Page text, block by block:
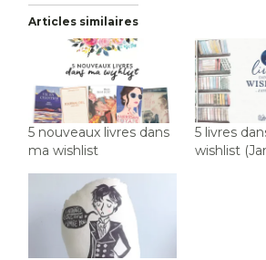
Articles similaires
5 nouveaux livres dans
ma wishlist
5 livres
wishlist